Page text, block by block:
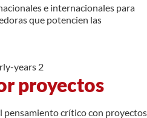
e internacionales para
que potencien las
proyectos
pensamiento crítico con proyectos